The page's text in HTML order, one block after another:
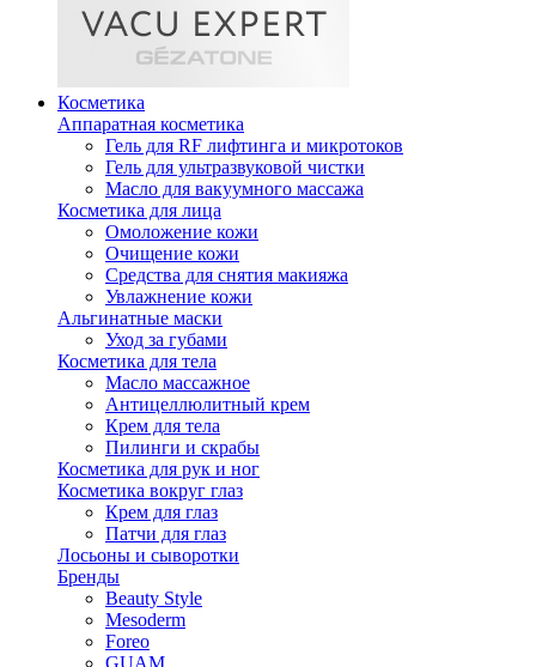
Косметика
Аппаратная косметика
Гель для RF лифтинга и микротоков
Гель для ультразвуковой чистки
Масло для вакуумного массажа
Косметика для лица
Омоложение кожи
Очищение кожи
Средства для снятия макияжа
Увлажнение кожи
Альгинатные маски
Уход за губами
Косметика для тела
Масло массажное
Антицеллюлитный крем
Крем для тела
Пилинги и скрабы
Косметика для рук и ног
Косметика вокруг глаз
Крем для глаз
Патчи для глаз
Лосьоны и сыворотки
Бренды
Beauty Style
Mesoderm
Foreo
GUAM